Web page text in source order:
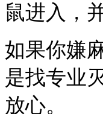
鼠进入，
如果你嫌
是找专业
放心。